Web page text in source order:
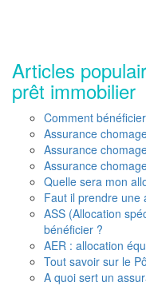
Articles
prêt immobilier
Comment
Assurance
Assurance
Assurance
Quelle sera mon
Faut il prendre une
ASS (Allocation
bénéficier ?
AER : allocation
Tout savoir sur le
A quoi sert un